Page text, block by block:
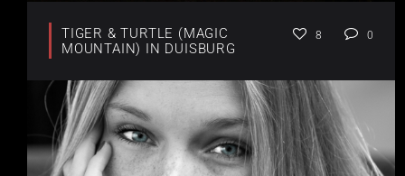
TIGER & TURTLE (MAGIC
MOUNTAIN) IN DUISBURG
8 0